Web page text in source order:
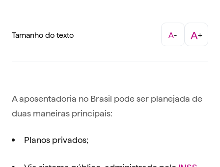
Tamanho do texto A- A+
A aposentadoria no Brasil pode ser planejada de
duas maneiras principais:
Planos privados;